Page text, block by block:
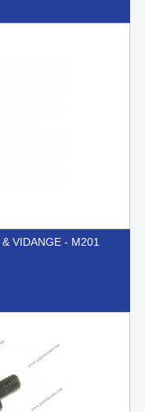
VIDANGE - M201